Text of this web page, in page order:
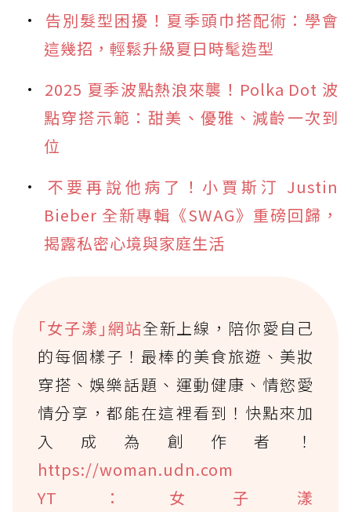
告別髮型困擾！夏季頭巾搭配術：學會
這幾招，輕鬆升級夏日時髦造型
2025 夏季波點熱浪來襲！Polka Dot 波
點穿搭示範：甜美、優雅、減齡一次到
位
不要再說他病了！小賈斯汀 Justin
Bieber 全新專輯《SWAG》重磅回歸，
揭露私密心境與家庭生活
｢女子漾｣網站全新上線，陪你愛自己
的每個樣子！最棒的美食旅遊、美妝
穿搭、娛樂話題、運動健康、情慾愛
情分享，都能在這裡看到！快點來加
入成為創作者！
https://woman.udn.com
YT：女子漾